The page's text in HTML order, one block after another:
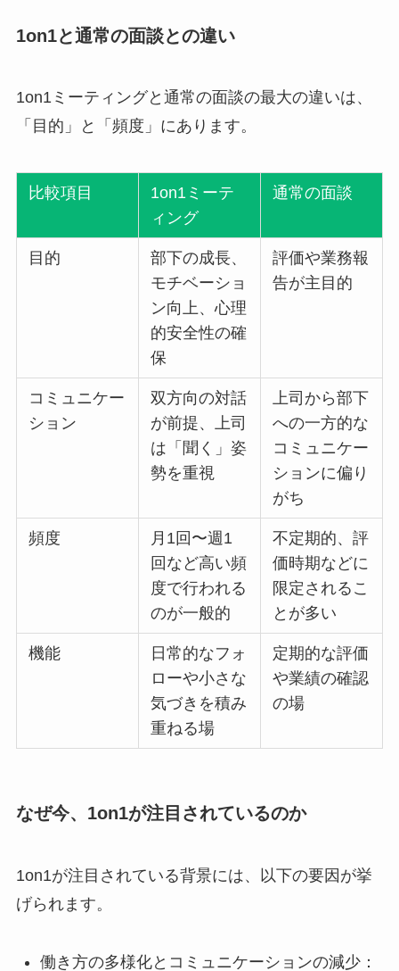
1on1と通常の面談との違い
1on1ミーティングと通常の面談の最大の違いは、
「目的」と「頻度」にあります。
比較項目
1on1ミーテ
ィング
通常の面談
目的
部下の成長、
モチベーショ
ン向上、心理
的安全性の確
保
評価や業務報
告が主目的
コミュニケー
ション
双方向の対話
が前提、上司
は「聞く」姿
勢を重視
上司から部下
への一方的な
コミュニケー
ションに偏り
がち
頻度
月1回〜週1
回など高い頻
度で行われる
のが一般的
不定期的、評
価時期などに
限定されるこ
とが多い
機能
日常的なフォ
ローや小さな
気づきを積み
重ねる場
定期的な評価
や業績の確認
の場
なぜ今、1on1が注目されているのか
1on1が注目されている背景には、以下の要因が挙
げられます。
働き方の多様化とコミュニケーションの減少：